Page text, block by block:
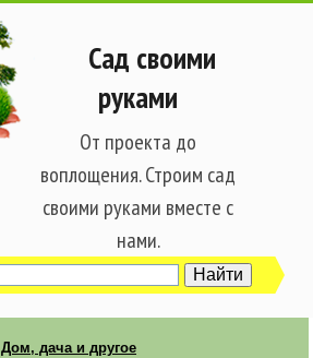
Сад своими
руками
От проекта до
воплощения. Строим сад
своими руками вместе с
нами.
Дом, дача и другое